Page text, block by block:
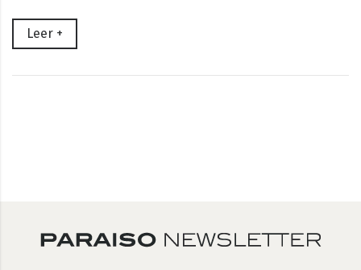
Leer +